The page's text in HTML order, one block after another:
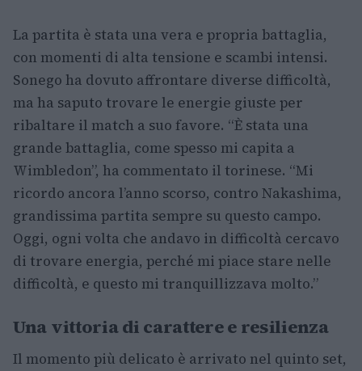
La partita è stata una vera e propria battaglia,
con momenti di alta tensione e scambi intensi.
Sonego ha dovuto affrontare diverse difficoltà,
ma ha saputo trovare le energie giuste per
ribaltare il match a suo favore. “È stata una
grande battaglia, come spesso mi capita a
Wimbledon”, ha commentato il torinese. “Mi
ricordo ancora l’anno scorso, contro Nakashima,
grandissima partita sempre su questo campo.
Oggi, ogni volta che andavo in difficoltà cercavo
di trovare energia, perché mi piace stare nelle
difficoltà, e questo mi tranquillizzava molto.”
Una vittoria di carattere e resilienza
Il momento più delicato è arrivato nel quinto set,